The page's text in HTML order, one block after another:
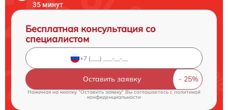
35 минут
Бесплатная консультация со
специалистом
Оставить заявку
Нажимая на кнопку "Оставить заявку" Вы соглашаетесь c политикой
конфиденциальности